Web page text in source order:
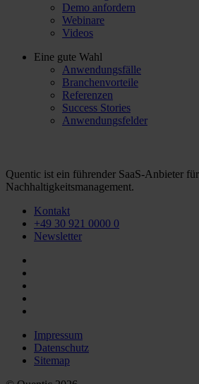
Demo anfordern
Webinare
Videos
Eine gute Wahl
Anwendungsfälle
Branchenvorteile
Referenzen
Success Stories
Anwendungsfelder
Quentic ist ein führender SaaS-Anbieter
Nachhaltigkeitsmanagement.
Kontakt
+49 30 921 0000 0
Newsletter
Impressum
Datenschutz
Sitemap